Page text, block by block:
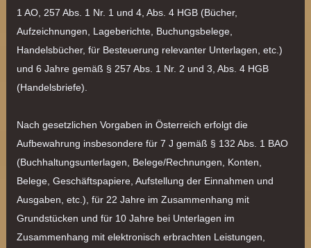
1 AO, 257 Abs. 1 Nr. 1 und 4, Abs. 4 HGB (Bücher,
Aufzeichnungen, Lageberichte, Buchungsbelege,
Handelsbücher, für Besteuerung relevanter Unterlagen, etc.)
und 6 Jahre gemäß § 257 Abs. 1 Nr. 2 und 3, Abs. 4 HGB
(Handelsbriefe).
Nach gesetzlichen Vorgaben in Österreich erfolgt die
Aufbewahrung insbesondere für 7 J gemäß § 132 Abs. 1 BAO
(Buchhaltungsunterlagen, Belege/Rechnungen, Konten,
Belege, Geschäftspapiere, Aufstellung der Einnahmen und
Ausgaben, etc.), für 22 Jahre im Zusammenhang mit
Grundstücken und für 10 Jahre bei Unterlagen im
Zusammenhang mit elektronisch erbrachten Leistungen,